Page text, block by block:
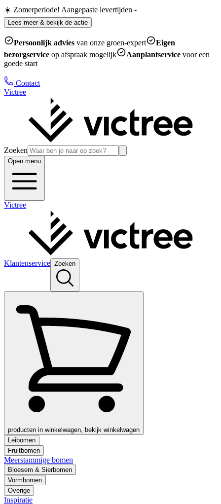
☀️ Zomerperiode! Aangepaste levertijden -
Lees meer & bekijk de actie
Persoonlijk advies van onze groen-expert
Eigen
bezorgservice op afspraak mogelijk Aanplantservice voor een
goede start
Contact
Victree
Zoeken
Open menu
Victree
Klantenservice Zoeken
producten in winkelwagen, bekijk winkelwagen
Leibomen
Fruitbomen
Meerstammige bomen
Bloesem & Sierbomen
Vormbomen
Overige
Inspiratie